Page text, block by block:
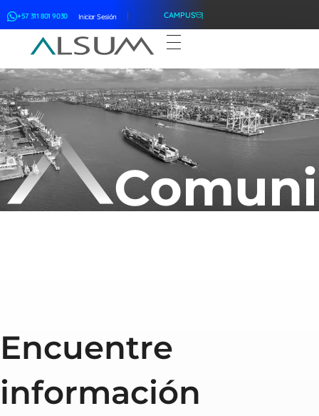
+57 311 801 9030 Iniciar Sesión CAMPUS
ALSUM
Encuentre
información